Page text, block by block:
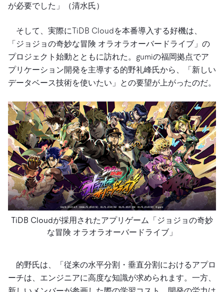
が必要でした」（清水氏）
そして、実際にTiDB Cloudを本番導入する好機は、
「ジョジョの奇妙な冒険 オラオラオーバードライブ」の
プロジェクト始動とともに訪れた。gumiの福岡拠点でア
プリケーション開発を主導する的野礼峰氏から、「新しい
データベース技術を使いたい」との要望が上がったのだ。
TiDB Cloudが採用されたアプリゲーム「ジョジョの奇妙
な冒険 オラオラオーバードライブ」
的野氏は、「従来の水平分割・垂直分割におけるアプロ
ーチは、エンジニアに高度な知識が求められます。一方、